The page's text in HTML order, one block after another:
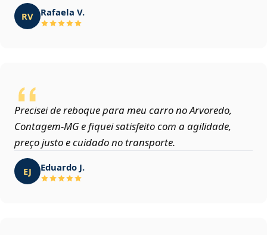
RV Rafaela V.
Precisei de reboque para meu carro no Arvoredo,
Contagem‑MG e fiquei satisfeito com a agilidade,
preço justo e cuidado no transporte.
EJ Eduardo J.